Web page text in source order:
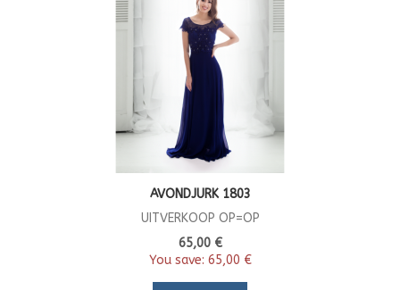
AVONDJURK 1803
UITVERKOOP OP=OP
65,00 €
You save: 65,00 €